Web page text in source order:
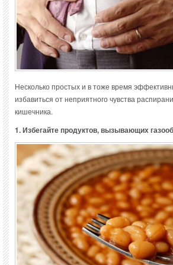
Несколько простых и в тоже время
избавиться от неприятного чувства
кишечника.
1. Избегайте продуктов, вызывающих